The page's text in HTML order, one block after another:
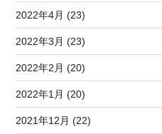
2022年4月 (23)
2022年3月 (23)
2022年2月 (20)
2022年1月 (20)
2021年12月 (22)